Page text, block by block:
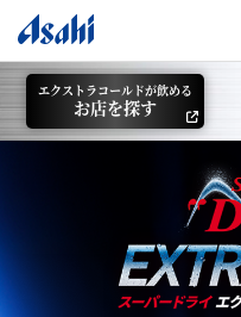
エクストラコールドが飲める
お店を探す